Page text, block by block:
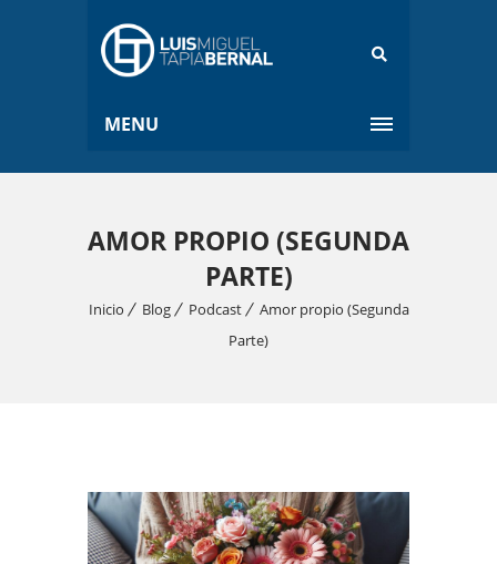
MENU
AMOR PROPIO (SEGUNDA
PARTE)
Inicio Blog Podcast
Amor propio (Segunda
Parte)